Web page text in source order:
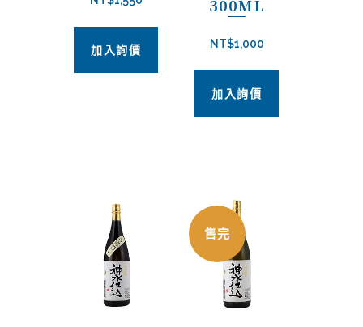
加入詢價
300ML
NT$1,000
加入詢價
售完